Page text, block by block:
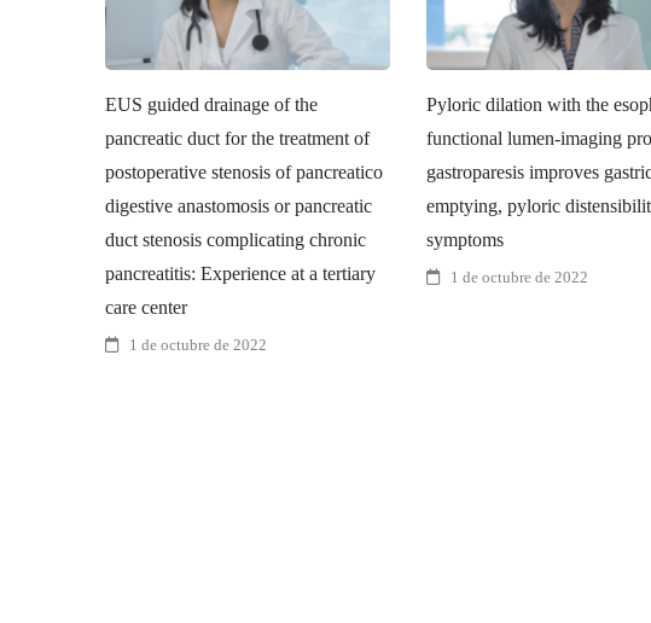
EUS guided drainage of the
pancreatic duct for the treatment of
postoperative stenosis of pancreatico
digestive anastomosis or pancreatic
duct stenosis complicating chronic
pancreatitis: Experience at a tertiary
care center
1 de octubre de 2022
Pyloric dilation with the
functional lumen-imaging
gastroparesis improves
emptying, pyloric
symptoms
1 de octubre de 2022